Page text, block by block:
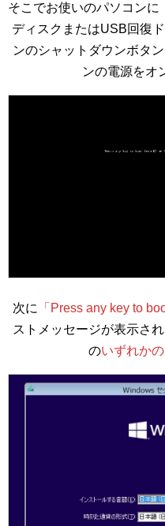
そこでお使いのパソコン
ディスクまたはUSB回復
ンのシャットダウンボタ
ンの電源をオ
次に 「Press any key to
ストメッセージが表示さ
のいずれか